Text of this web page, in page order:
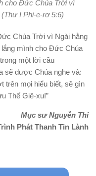
cho Đức Chúa Trời vì
I Phi-e-rơ 5:6)
Chúa Trời vì Ngài hằng
lắng mình cho Đức Chúa
một lời cầu
sẽ được Chúa nghe và:
trên mọi hiểu biết, sẽ gìn
Thế Giê-xu!”
Mục sư Nguyễn Thỉ
Phát Thanh Tin Lành